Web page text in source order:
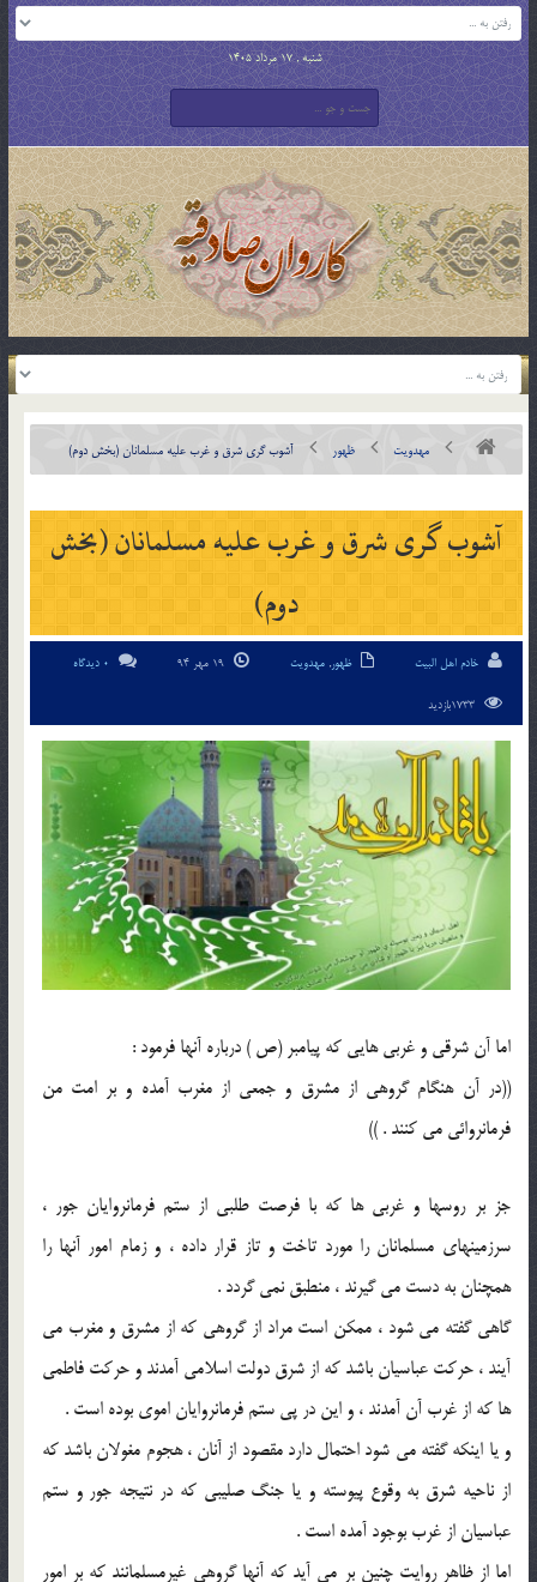
شنبه , 17 مرداد 1405
مهدویت ظهور آشوب گری شرق و غرب علیه مسلمانان (بخش دوم)
آشوب گری شرق و غرب علیه مسلمانان (بخش
دوم)
خادم اهل البیت ظهور, مهدویت 0 دیدگاه
اما آن شرقی و غربی هایی که پیامبر (ص ) درباره آنها فرمود :
((در آن هنگام گروهی از مشرق و جمعی از مغرب آمده و بر امت من
فرمانروائی می کنند . ))
جز بر روسها و غربی ها که با فرصت طلبی از ستم فرمانروایان جور ،
سرزمینهای مسلمانان را مورد تاخت و تاز قرار داده ، و زمام امور آنها را
همچنان به دست می گیرند ، منطبق نمی گردد .
گاهی گفته می شود ، ممکن است مراد از گروهی که از مشرق و مغرب می
آیند ، حرکت عباسیان باشد که از شرق دولت اسلامی آمدند و حرکت فاطمی
ها که از غرب آن آمدند ، و این در پی ستم فرمانروایان اموی بوده است .
و یا اینکه گفته می شود احتمال دارد مقصود از آنان ، هجوم مغولان باشد که
از ناحیه شرق به وقوع پیوسته و یا جنگ صلیبی که در نتیجه جور و ستم
عباسیان از غرب بوجود آمده است .
اما از ظاهر روایت چنین بر می آید که آنها گروهی غیرمسلمانند که بر امور